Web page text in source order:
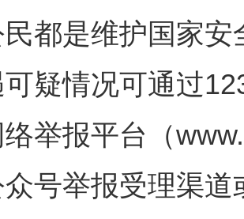
都是维护国家
疑情况可通过
举报平台（
号举报受理渠